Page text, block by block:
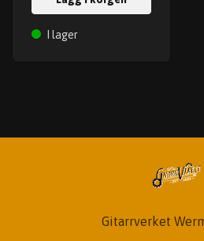
I lager
Gitarrverket